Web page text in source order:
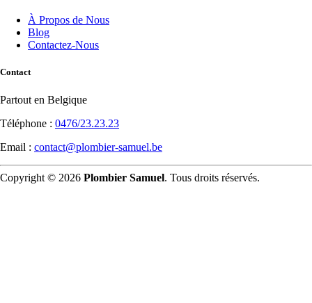
À Propos de Nous
Blog
Contactez-Nous
Contact
Partout en Belgique
Téléphone : 0476/23.23.23
Email : contact@plombier-samuel.be
Copyright © 2026 Plombier Samuel. Tous droits réservés.